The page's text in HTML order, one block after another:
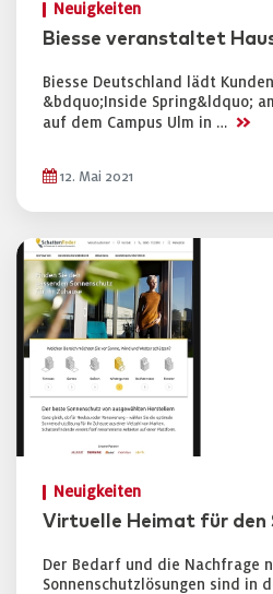
Neuigkeiten
Biesse veranstaltet
Biesse Deutschland lädt
&bdquo;Inside Spring&ldquo;
auf dem Campus Ulm in … >>
12. Mai 2021
Neuigkeiten
Virtuelle Heimat für den
Der Bedarf und die Nachfrage
Sonnenschutzlösungen sind in